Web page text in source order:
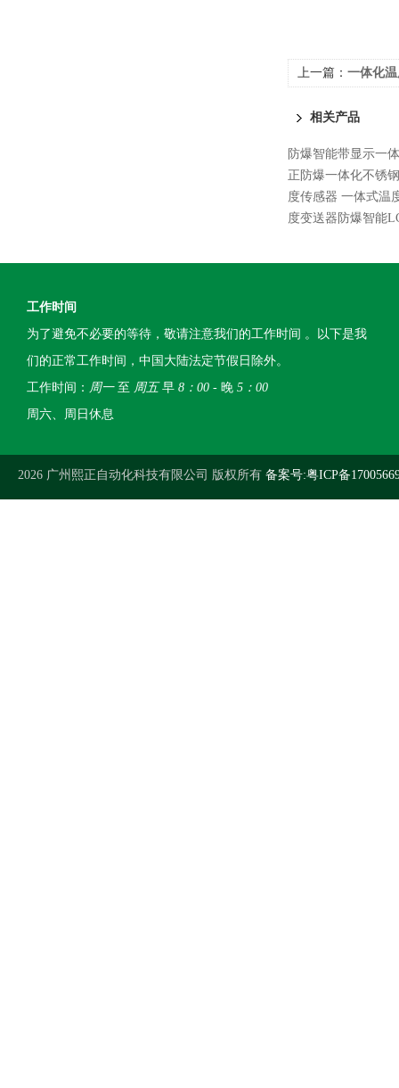
上一篇： 一体化
相关产品
防爆智能带显示一
正防爆一体化不锈
度传感器 一体式温
度变送器防爆智能
工作时间
为了避免不必要的等待，敬请注意我们的工作时间 。以下是我
们的正常工作时间，中国大陆法定节假日除外。
工作时间： 周一至 周五早 8：00 - 晚 5：00
周六、周日休息
2026 广州熙正自动化科技有限公司 版权所有 备案号:粤ICP备